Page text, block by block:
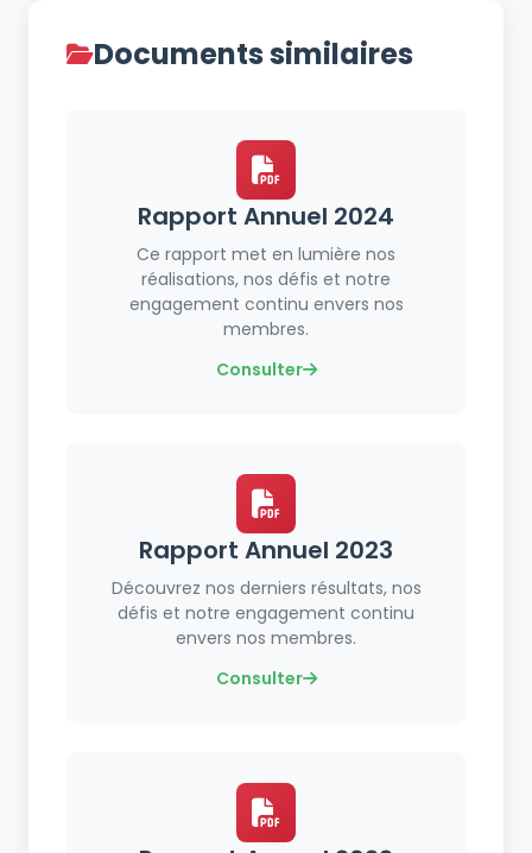
Documents similaires
Rapport Annuel 2024
Ce rapport met en lumière nos
réalisations, nos défis et notre
engagement continu envers nos
membres.
Consulter
Rapport Annuel 2023
Découvrez nos derniers résultats, nos
défis et notre engagement continu
envers nos membres.
Consulter